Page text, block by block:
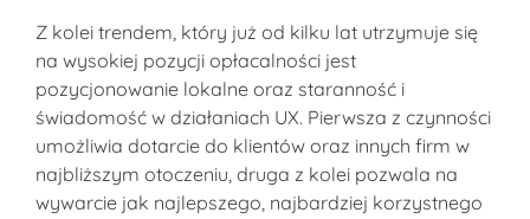
Z kolei trendem, który już od kilku lat utrzymuje się
na wysokiej pozycji opłacalności jest
pozycjonowanie lokalne oraz staranność i
świadomość w działaniach UX. Pierwsza z czynności
umożliwia dotarcie do klientów oraz innych firm w
najbliższym otoczeniu, druga z kolei pozwala na
wywarcie jak najlepszego, najbardziej korzystnego